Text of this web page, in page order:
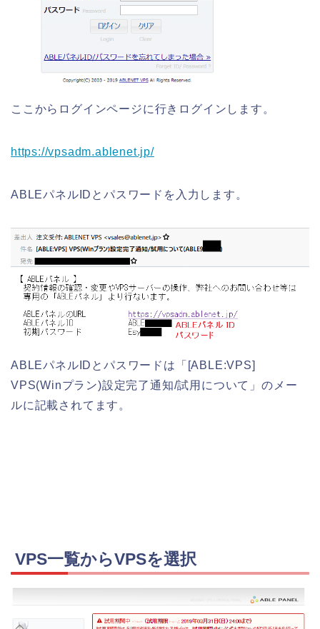
ここからログインページに行きログインします。
https://vpsadm.ablenet.jp/
ABLEパネルIDとパスワードを入力します。
ABLEパネルIDとパスワードは「[ABLE:VPS]
VPS(Winプラン)設定完了通知/試用について」のメー
ルに記載されてます。
VPS一覧からVPSを選択